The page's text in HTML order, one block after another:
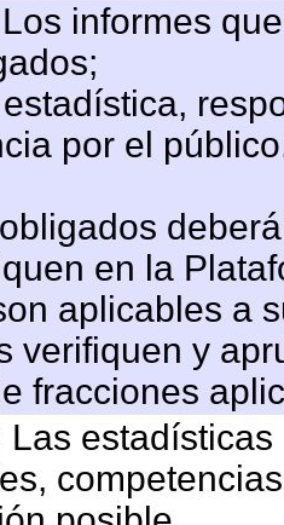
informes
por el
en la
aplicables a
verifiquen y
fracciones
Las